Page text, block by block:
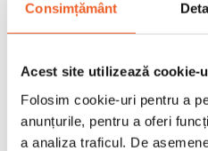
Consimțământ
Acest site utilizează cookie-
Folosim cookie-uri pentru a
anunțurile, pentru a oferi
a analiza traficul. De